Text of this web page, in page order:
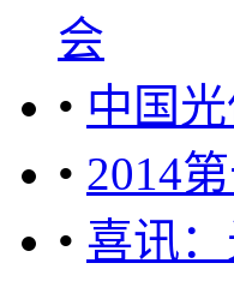
会
• 中国
• 2014
• 喜讯